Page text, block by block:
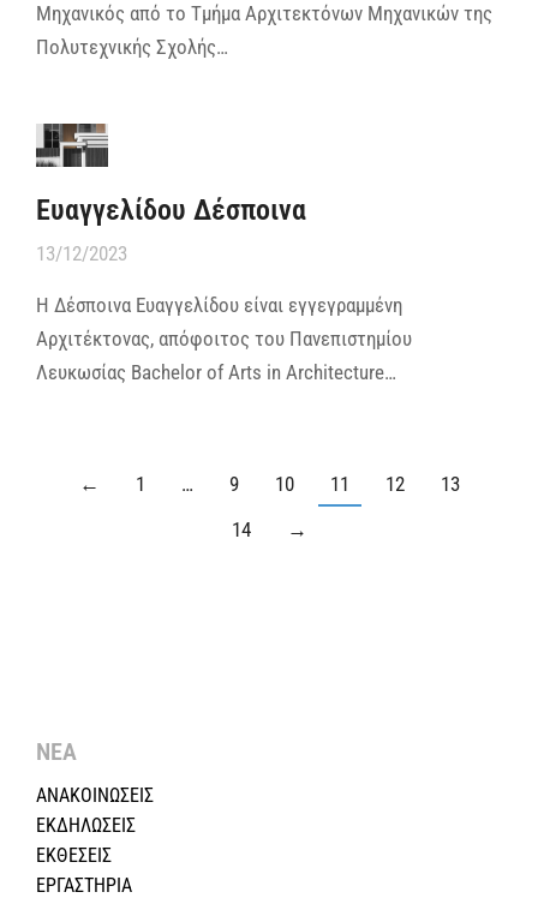
Μηχανικός από το Τμήμα Αρχιτεκτόνων Μηχανικών της
Πολυτεχνικής Σχολής…
Ευαγγελίδου Δέσποινα
13/12/2023
Η Δέσποινα Ευαγγελίδου είναι εγγεγραμμένη
Αρχιτέκτονας, απόφοιτος του Πανεπιστημίου
Λευκωσίας Bachelor of Arts in Architecture…
← 1 … 9 10 11 12
13
14
→
ΝΕΑ
ΑΝΑΚΟΙΝΩΣΕΙΣ
ΕΚΔΗΛΩΣΕΙΣ
ΕΚΘΕΣΕΙΣ
ΕΡΓΑΣΤΗΡΙΑ